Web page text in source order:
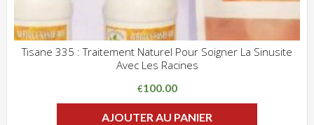
Tisane 335 : Traitement Naturel Pour Soigner La Sinusite
Avec Les Racines
€100.00
AJOUTER AU PANIER